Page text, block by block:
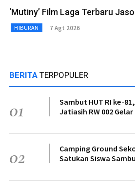
‘Mutiny’ Film Laga Terbaru
HIBURAN 7 Agt 2026
BERITA TERPOPULER
01
Sambut HUT RI ke-
Jatiasih RW 002
02
Camping Ground
Satukan Siswa